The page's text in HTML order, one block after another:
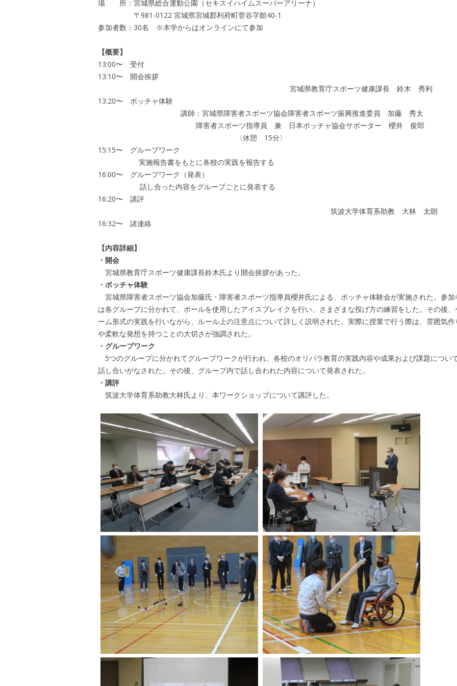
場 所：宮城県総合運動公園（セキスイハイムスーパーアリーナ）
〒981-0122 宮城県宮城郡利府町菅谷字館40-1
参加者数：30名 ※本学からはオンラインにて参加
【概要】
13:00〜 受付
13:10〜 開会挨拶
宮城県教育庁スポーツ健康課長 鈴木 秀利
13:20〜 ボッチャ体験
講師：宮城県障害者スポーツ協会障害者スポーツ振興推進委員 加藤 秀太
障害者スポーツ指導員 兼 日本ボッチャ協会サポーター 櫻井 俊郎
〈休憩 15分〉
15:15〜 グループワーク
実施報告書をもとに各校の実践を報告する
16:00〜 グループワーク（発表）
話し合った内容をグループごとに発表する
16:20〜 講評
筑波大学体育系助教 大林 太朗
16:32〜 諸連絡
【内容詳細】
・開会
宮城県教育庁スポーツ健康課長鈴木氏より開会挨拶があった。
・ボッチャ体験
宮城県障害者スポーツ協会加藤氏・障害者スポーツ指導員櫻井氏による、ボッチャ体験会が実施された。参加
は各グループに分かれて、ボールを使用したアイスブレイクを行い、さまざまな投げ方の練習をした。その後、
ーム形式の実践を行いながら、ルール上の注意点について詳しく説明された。実際に授業で行う際は、雰囲気作
や柔軟な発想を持つことの大切さが強調された。
・グループワーク
5つのグループに分かれてグループワークが行われ、各校のオリパラ教育の実践内容や成果および課題につい
話し合いがなされた。その後、グループ内で話し合われた内容について発表された。
・講評
筑波大学体育系助教大林氏より、本ワークショップについて講評した。